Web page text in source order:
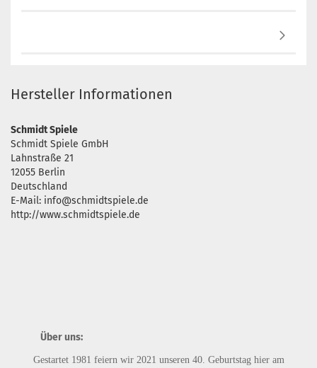
Hersteller Informationen
Schmidt Spiele
Schmidt Spiele GmbH
Lahnstraße 21
12055 Berlin
Deutschland
E-Mail: info@schmidtspiele.de
http://www.schmidtspiele.de
Über uns:
Gestartet 1981 feiern wir 2021 unseren 40. Geburtstag hier am